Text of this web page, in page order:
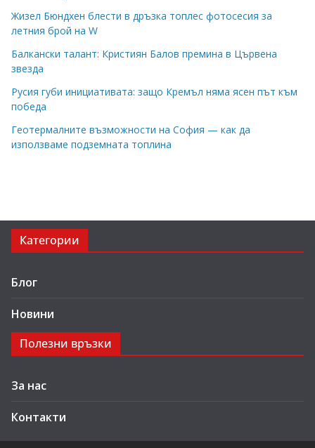
Жизел Бюндхен блести в дръзка топлес фотосесия за
летния брой на W
Балкански талант: Кристиян Балов премина в Цървена
звезда
Русия губи инициативата: защо Кремъл няма ясен път към
победа
Геотермалните възможности на София — как да
използваме подземната топлина
Категории
Блог
Новини
Полезни връзки
За нас
Контакти